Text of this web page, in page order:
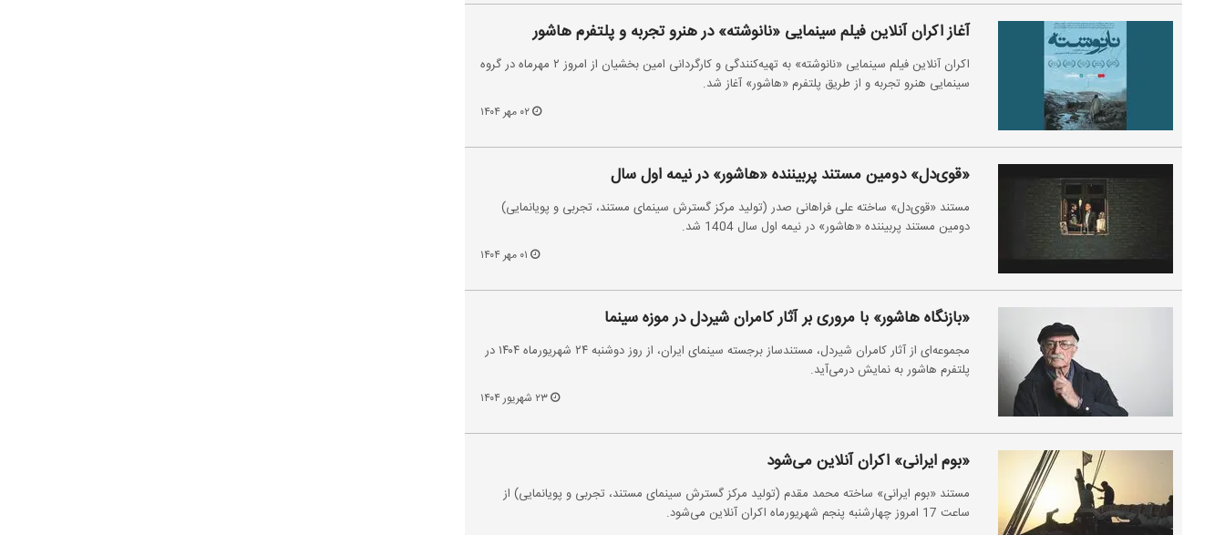
آغاز اکران آنلاین فیلم سینمایی «نانوشته» در هنرو تجربه و پلتفرم هاشور
اکران آنلاین فیلم سینمایی «نانوشته» به تهیه‌کنندگی و کارگردانی امین بخشیان از امروز ۲ مهرماه در گروه
سینمایی هنرو تجربه و از طریق پلتفرم «هاشور» آغاز شد.
۰۲ مهر ۱۴۰۴
«قوی‌دل» دومین مستند پربیننده «هاشور» در نیمه اول سال
مستند «قوی‌دل» ساخته علی فراهانی صدر (تولید مرکز گسترش سینمای مستند، تجربی و پویانمایی)
دومین مستند پربیننده «هاشور» در نیمه اول سال 1404 شد.
«بازنگاه هاشور» با مروری بر آثار کامران شیردل در موزه سینما
مجموعه‌ای از آثار کامران شیردل، مستندساز برجسته سینمای ایران، از روز دوشنبه ۲۴ شهریورماه ۱۴۰۴ در
پلتفرم هاشور به نمایش درمی‌آید.
۲۳ شهریور ۱۴۰۴
«بوم ایرانی» اکران آنلاین می‌شود
مستند «بوم ایرانی» ساخته محمد مقدم (تولید مرکز گسترش سینمای مستند، تجربی و پویانمایی) از
ساعت 17 امروز چهارشنبه پنجم شهریورماه اکران آنلاین می‌شود.